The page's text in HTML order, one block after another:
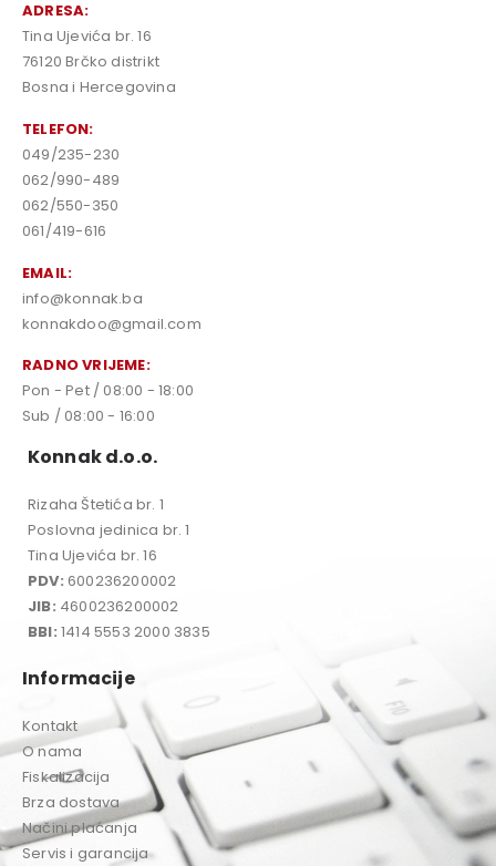
ADRESA:
Tina Ujevića br. 16
76120 Brčko distrikt
Bosna i Hercegovina
TELEFON:
049/235-230
062/990-489
062/550-350
061/419-616
EMAIL:
info@konnak.ba
konnakdoo@gmail.com
RADNO VRIJEME:
Pon - Pet / 08:00 - 18:00
Sub / 08:00 - 16:00
Konnak d.o.o.
Rizaha Štetića br. 1
Poslovna jedinica br. 1
Tina Ujevića br. 16
PDV: 600236200002
JIB: 4600236200002
BBI: 1414 5553 2000 3835
Informacije
Kontakt
O nama
Fiskalizacija
Brza dostava
Načini plaćanja
Servis i garancija